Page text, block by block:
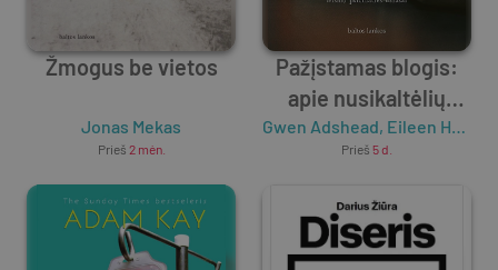
Žmogus be vietos
Jonas Mekas
Prieš 2 mėn.
Pažįstamas blogis:
apie nusikaltėlių
žiaurumą ir
žmogiškumą –
užrašai
Gwen Adshead, Eileen Horne
Prieš 5 d.